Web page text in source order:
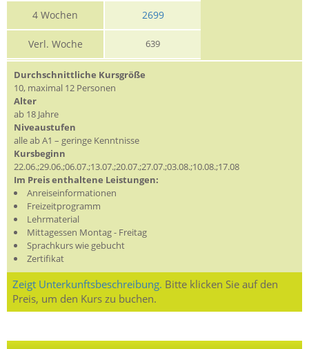
4 Wochen 2699
Verl. Woche 639
Durchschnittliche Kursgröße
10, maximal 12 Personen
Alter
ab 18 Jahre
Niveaustufen
alle ab A1 – geringe Kenntnisse
Kursbeginn
22.06.;29.06.;06.07.;13.07.;20.07.;27.07.;03.08.;10.08.;17.08
Im Preis enthaltene Leistungen:
Anreiseinformationen
Freizeitprogramm
Lehrmaterial
Mittagessen Montag - Freitag
Sprachkurs wie gebucht
Zertifikat
Zeigt Unterkunftsbeschreibung. Bitte klicken Sie auf den
Preis, um den Kurs zu buchen.